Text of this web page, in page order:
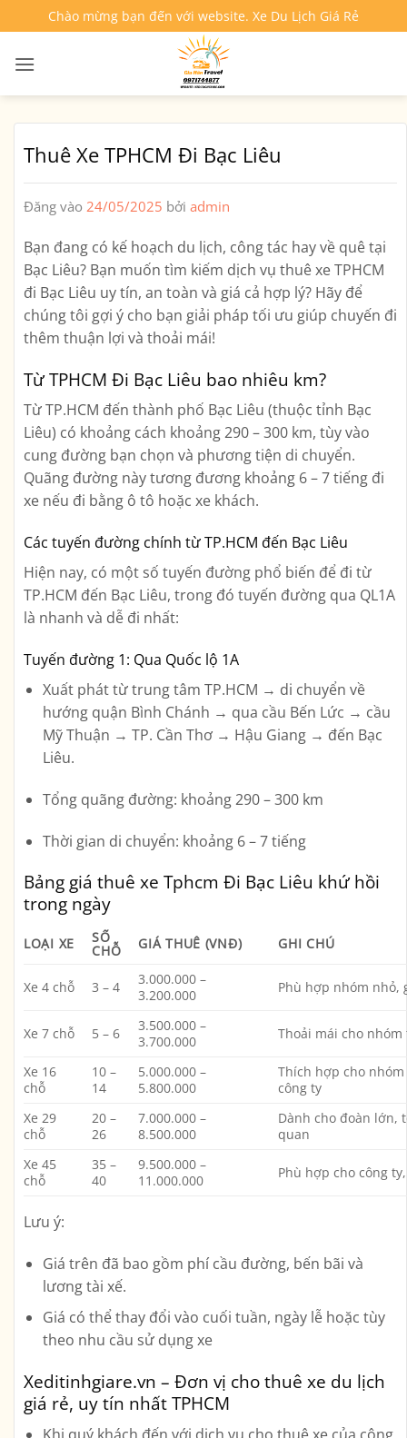
qua
nội
Chào mừng bạn đến với website. Xe Du Lịch Giá Rẻ
Thuê Xe TPHCM Đi Bạc Liêu
Đăng vào 24/05/2025 bởi admin
Bạn đang có kế hoạch du lịch, công tác hay về quê tại
Bạc Liêu? Bạn muốn tìm kiếm dịch vụ thuê xe TPHCM
đi Bạc Liêu uy tín, an toàn và giá cả hợp lý? Hãy để
chúng tôi gợi ý cho bạn giải pháp tối ưu giúp chuyến đi
thêm thuận lợi và thoải mái!
Từ TPHCM Đi Bạc Liêu bao nhiêu km?
Từ TP.HCM đến thành phố Bạc Liêu (thuộc tỉnh Bạc
Liêu) có khoảng cách khoảng 290 – 300 km, tùy vào
cung đường bạn chọn và phương tiện di chuyển.
Quãng đường này tương đương khoảng 6 – 7 tiếng đi
xe nếu đi bằng ô tô hoặc xe khách.
Các tuyến đường chính từ TP.HCM đến Bạc Liêu
Hiện nay, có một số tuyến đường phổ biến để đi từ
TP.HCM đến Bạc Liêu, trong đó tuyến đường qua QL1A
là nhanh và dễ đi nhất:
Tuyến đường 1: Qua Quốc lộ 1A
Xuất phát từ trung tâm TP.HCM → di chuyển về
hướng quận Bình Chánh → qua cầu Bến Lức → cầu
Mỹ Thuận → TP. Cần Thơ→ Hậu Giang→ đến Bạc
Liêu.
Tổng quãng đường: khoảng290 – 300 km
Thời gian di chuyển: khoảng 6 – 7 tiếng
Bảng giá thuê xe Tphcm Đi Bạc Liêu khứ hồi
trong ngày
LOẠI XE SỐ
CHỖ GIÁ THUÊ (VNĐ) GHI CHÚ
Xe 4 chỗ 3 – 4
3.000.000 –
3.200.000
Phù hợp nhóm nhỏ,
Xe 7 chỗ 5 – 6
3.500.000 –
3.700.000
Thoải mái cho
Xe 16
chỗ
10 –
14
5.000.000 –
5.800.000
Thích hợp cho
công ty
Xe 29
chỗ
20 –
26
7.000.000 –
8.500.000
Dành cho đoàn lớn,
quan
Xe 45
chỗ
35 –
40
9.500.000 –
11.000.000
Phù hợp cho công
Lưu ý:
Giá trên đã bao gồm phí cầu đường, bến bãi và
lương tài xế.
Giá có thể thay đổi vào cuối tuần, ngày lễ hoặc tùy
theo nhu cầu sử dụng xe
Xeditinhgiare.vn – Đơn vị cho thuê xe du lịch
giá rẻ, uy tín nhất TPHCM